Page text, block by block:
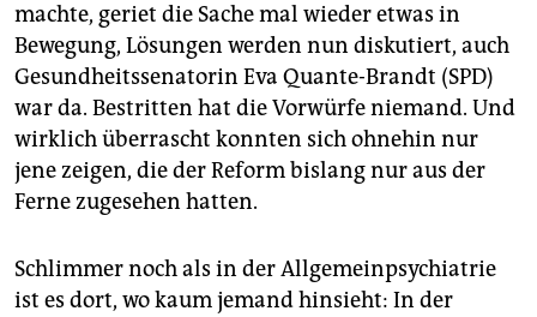
machte, geriet die Sache mal wieder etwas in
Bewegung, Lösungen werden nun diskutiert, auch
Gesundheitssenatorin Eva Quante-Brandt (SPD)
war da. Bestritten hat die Vorwürfe niemand. Und
wirklich überrascht konnten sich ohnehin nur
jene zeigen, die der Reform bislang nur aus der
Ferne zugesehen hatten.
Schlimmer noch als in der Allgemeinpsychiatrie
ist es dort, wo kaum jemand hinsieht: In der